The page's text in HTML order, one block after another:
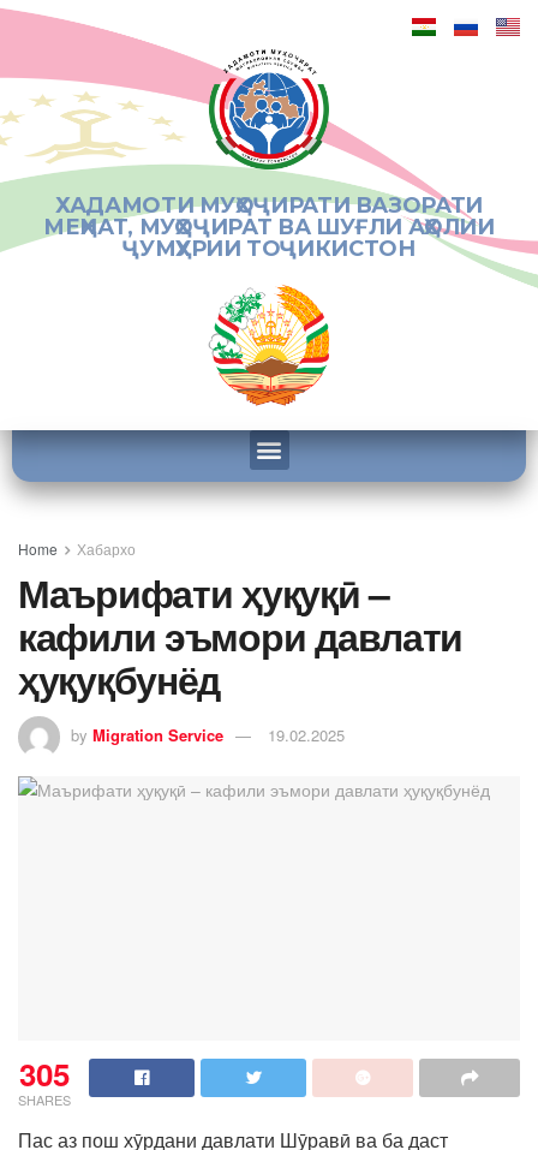
ХАДАМОТИ МУҲОҶИРАТИ ВАЗОРАТИ
МЕҲНАТ, МУҲОҶИРАТ ВА ШУҒЛИ АҲОЛИИ
ҶУМҲУРИИ ТОҶИКИСТОН
Home Хабархо
Маърифати ҳуқуқӣ –
кафили эъмори давлати
ҳуқуқбунёд
by Migration Service 19.02.2025
305
SHARES
Пас аз пош хӯрдани давлати Шӯравӣ ва ба даст